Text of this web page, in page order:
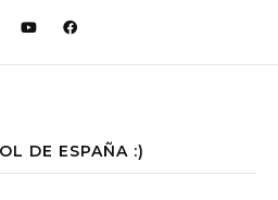
DE ESPAÑA :)